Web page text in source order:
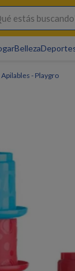
buscando? ¡Lo
Belleza
- Playgro